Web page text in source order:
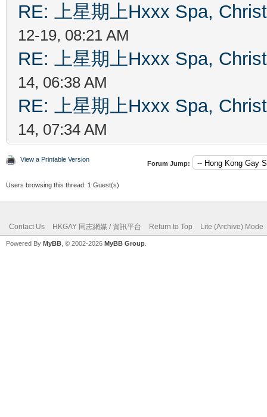
RE: 上星期上Hxxx Spa,
12-19, 08:21 AM
RE: 上星期上Hxxx Spa,
14, 06:38 AM
RE: 上星期上Hxxx Spa,
14, 07:34 AM
View a Printable Version
Forum Jump:
Users browsing this thread: 1 Guest(s)
Contact Us HKGAY 同志網媒 / 資訊平台 Return to Top Lite (Archive) Mode
Powered By MyBB , © 2002-2026 MyBB Group